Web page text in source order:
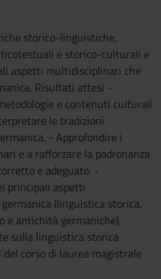
storico-linguistiche,
e storico-culturali e
aspetti multidisciplinari che
Risultati attesi -
e contenuti culturali
le tradizioni
- Approfondire i
e a rafforzare la padronanza
e adeguato. -
principali aspetti
(linguistica storica,
e antichità germaniche),
sulla linguistica storica
corso di laurea magistrale